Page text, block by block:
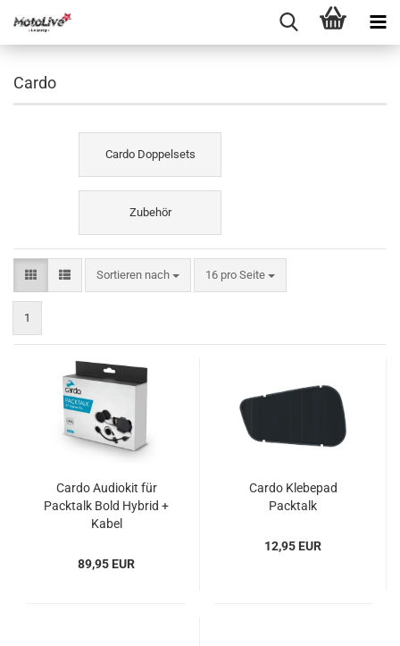
Cardo
Cardo Doppelsets
Zubehör
Sortieren nach 16 pro Seite
1
Cardo Audiokit für
Packtalk Bold Hybrid +
Kabel
89,95 EUR
Cardo Klebepad
Packtalk
12,95 EUR